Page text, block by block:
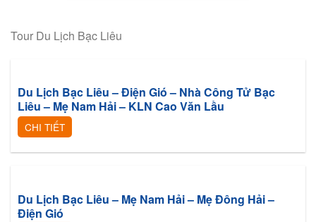
Tour Du Lịch Bạc Liêu
Du Lịch Bạc Liêu – Điện Gió – Nhà Công Tử Bạc
Liêu – Mẹ Nam Hải – KLN Cao Văn Lầu
CHI TIẾT
Du Lịch Bạc Liêu – Mẹ Nam Hải – Mẹ Đông Hải –
Điện Gió